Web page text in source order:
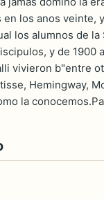
los anos veinte,
los alumnos de
y de
vivieron b"entre
Hemingway,
la